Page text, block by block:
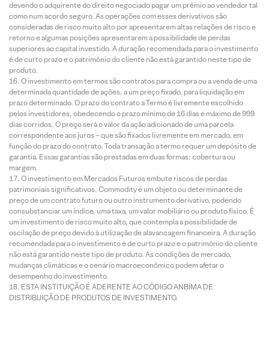
devendo o adquirente do direito negociado pagar um prêmio ao vendedor tal
como num acordo seguro. As operações com esses derivativos são
consideradas de risco muito alto por apresentarem altas relações de risco e
retorno e algumas posições apresentarem a possibilidade de perdas
superiores ao capital investido. A duração recomendada para o investimento
é de curto prazo e o patrimônio do cliente não está garantido neste tipo de
produto.
O investimento em termos são contratos para compra ou a venda de uma
determinada quantidade de ações, a um preço fixado, para liquidação em
prazo determinado. O prazo do contrato a Termo é livremente escolhido
pelos investidores, obedecendo o prazo mínimo de 16 dias e máximo de 999
dias corridos. O preço será o valor da ação adicionado de uma parcela
correspondente aos juros – que são fixados livremente em mercado, em
função do prazo do contrato. Toda transação a termo requer um depósito de
garantia. Essas garantias são prestadas em duas formas: cobertura ou
margem.
O investimento em Mercados Futuros embute riscos de perdas
patrimoniais significativos. Commodity é um objeto ou determinante de
preço de um contrato futuro ou outro instrumento derivativo, podendo
consubstanciar um índice, uma taxa, um valor mobiliário ou produto físico. É
um investimento de risco muito alto, que contempla a possibilidade de
oscilação de preço devido à utilização de alavancagem financeira. A duração
recomendada para o investimento é de curto prazo e o patrimônio do cliente
não está garantido neste tipo de produto. As condições de mercado,
mudanças climáticas e o cenário macroeconômico podem afetar o
desempenho do investimento.
ESTA INSTITUIÇÃO É ADERENTE AO CÓDIGO ANBIMA DE
DISTRIBUIÇÃO DE PRODUTOS DE INVESTIMENTO.